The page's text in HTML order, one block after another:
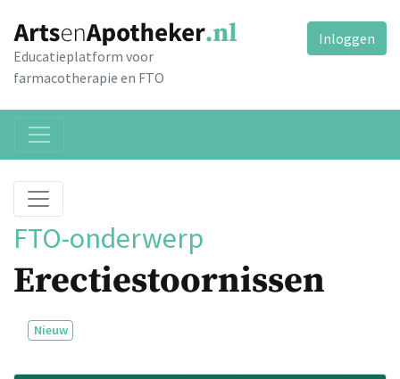
Educatieplatform voor
farmacotherapie en FTO
Inloggen
FTO-onderwerp
Erectiestoornissen
Nieuw